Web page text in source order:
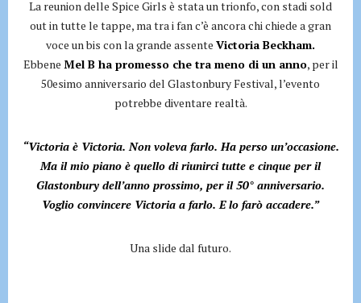
La reunion delle Spice Girls è stata un trionfo, con stadi sold
out in tutte le tappe, ma tra i fan c’è ancora chi chiede a gran
voce un bis con la grande assente Victoria Beckham.
Ebbene Mel B ha promesso che tra meno di un anno, per il
50esimo anniversario del Glastonbury Festival, l’evento
potrebbe diventare realtà.
“Victoria è Victoria. Non voleva farlo. Ha perso un’occasione.
Ma il mio piano è quello di riunirci tutte e cinque per il
Glastonbury dell’anno prossimo, per il 50° anniversario.
Voglio convincere Victoria a farlo. E lo farò accadere.”
Una slide dal futuro.